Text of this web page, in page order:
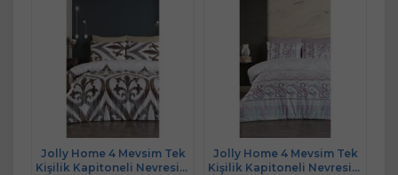
Jolly Home 4 Mevsim Tek
Kişilik Kapitoneli Nevresim
Jolly Home 4 Mevsim Tek
Kişilik Kapitoneli Nevresim